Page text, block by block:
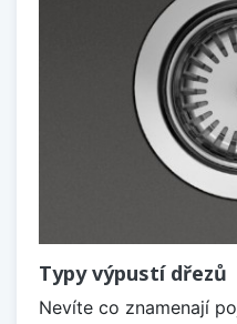
Typy výpustí dřezů
Nevíte co znamenají